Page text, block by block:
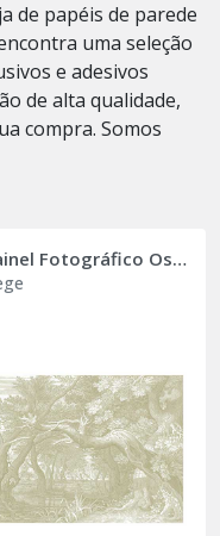
de papéis de parede
uma seleção
e adesivos
de alta qualidade,
compra. Somos
Painel Fotográfico Oslo